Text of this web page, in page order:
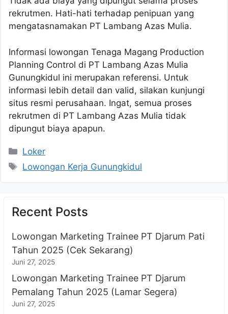
rekrutmen. Hati-hati terhadap penipuan yang
mengatasnamakan PT Lambang Azas Mulia.
Informasi lowongan Tenaga Magang Production
Planning Control di PT Lambang Azas Mulia
Gunungkidul ini merupakan referensi. Untuk
informasi lebih detail dan valid, silakan kunjungi
situs resmi perusahaan. Ingat, semua proses
rekrutmen di PT Lambang Azas Mulia tidak
dipungut biaya apapun.
Kategori
Loker
Tag
Lowongan Kerja Gunungkidul
Recent Posts
Lowongan Marketing Trainee PT Djarum Pati
Tahun 2025 (Cek Sekarang)
Juni 27, 2025
Lowongan Marketing Trainee PT Djarum
Pemalang Tahun 2025 (Lamar Segera)
Juni 27, 2025